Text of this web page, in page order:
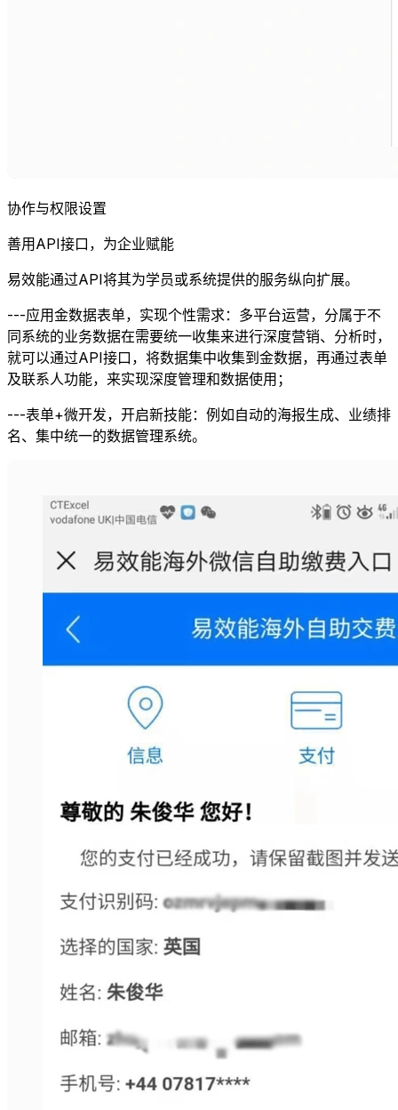
协作与权限设置
善用API接口，为企业赋能
易效能通过API将其为学员或系统提供的服务纵向扩展。
---应用金数据表单，实现个性需求：多平台运营，分属于不
同系统的业务数据在需要统一收集来进行深度营销、分析时，
就可以通过API接口，将数据集中收集到金数据，再通过表单
及联系人功能，来实现深度管理和数据使用；
---表单+微开发，开启新技能：例如自动的海报生成、业绩排
名、集中统一的数据管理系统。